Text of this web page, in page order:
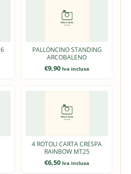
PALLONCINO STANDING
ARCOBALENO
€9,90 Iva inclusa
4 ROTOLI CARTA CRESPA
RAINBOW MT25
€6,50 Iva inclusa